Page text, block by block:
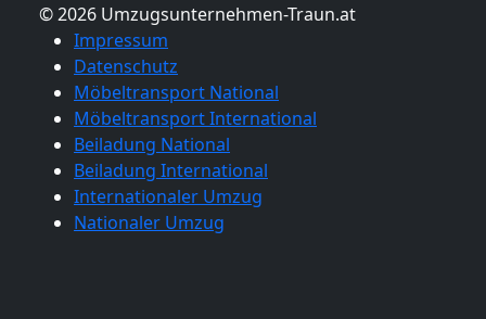
© 2026 Umzugsunternehmen-Traun.at
Impressum
Datenschutz
Möbeltransport National
Möbeltransport International
Beiladung National
Beiladung International
Internationaler Umzug
Nationaler Umzug